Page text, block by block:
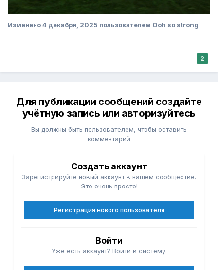
Изменено4 декабря, 2025 пользователем Ooh so strong
2
Для публикации сообщений создайте
учётную запись или авторизуйтесь
Вы должны быть пользователем, чтобы оставить
комментарий
Создать аккаунт
Зарегистрируйте новый аккаунт в нашем сообществе.
Это очень просто!
Регистрация нового пользователя
Войти
Уже есть аккаунт? Войти в систему.